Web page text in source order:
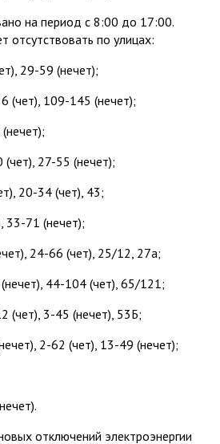
на период с 8:00 до 17:00.
отсутствовать по улицах:
29-59 (нечет);
(чет), 109-145 (нечет);
27-55 (нечет);
20-34 (чет), 43;
33-71 (нечет);
24-66 (чет), 25/12, 27а;
44-104 (чет), 65/121;
(чет), 3-45 (нечет), 53Б;
2-62 (чет), 13-49 (нечет);
отключений электроэнергии